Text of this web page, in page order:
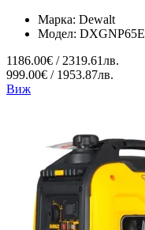
Марка: Dewalt
Модел: DXGNP65E
1186.00€ / 2319.61лв.
999.00€ / 1953.87лв.
Виж